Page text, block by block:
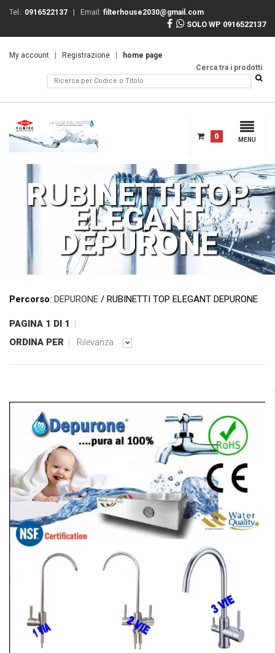
Tel.: 0916522137 | Email: filterhouse2030@gmail.com
SOLO WP 0916522137
My account Registrazione
home page
Cerca tra i prodotti:
MENU
0
RUBINETTI TOP
ELEGANT
DEPURONE
Percorso: DEPURONE / RUBINETTI TOP ELEGANT DEPURONE
PAGINA 1 DI 1
ORDINA PER
Rilevanza